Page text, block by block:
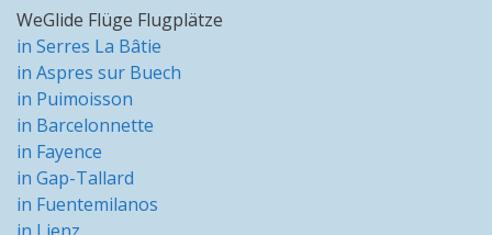
WeGlide Flüge Flugplätze
in Serres La Bâtie
in Aspres sur Buech
in Puimoisson
in Barcelonnette
in Fayence
in Gap-Tallard
in Fuentemilanos